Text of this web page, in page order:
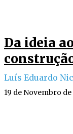
Da ideia
Luís Eduardo
19 de Novembro de